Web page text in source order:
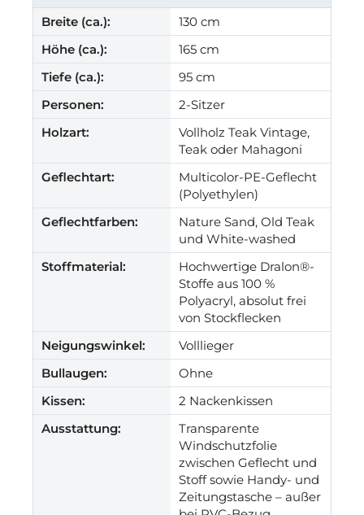
Breite (ca.):
130 cm
Höhe (ca.):
165 cm
Tiefe (ca.):
95 cm
Personen:
2-Sitzer
Holzart:
Vollholz Teak Vintage,
Teak oder Mahagoni
Geflechtart:
Multicolor-PE-Geflecht
(Polyethylen)
Geflechtfarben:
Nature Sand, Old Teak
und White-washed
Stoffmaterial:
Hochwertige Dralon®-
Stoffe aus 100 %
Polyacryl, absolut frei
von Stockflecken
Neigungswinkel:
Volllieger
Bullaugen:
Ohne
Kissen:
2 Nackenkissen
Ausstattung:
Transparente
Windschutzfolie
zwischen Geflecht und
Stoff sowie Handy- und
Zeitungstasche – außer